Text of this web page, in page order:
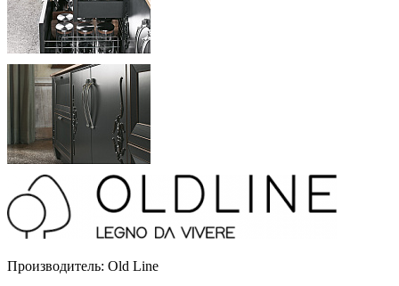
Производитель: Old Line